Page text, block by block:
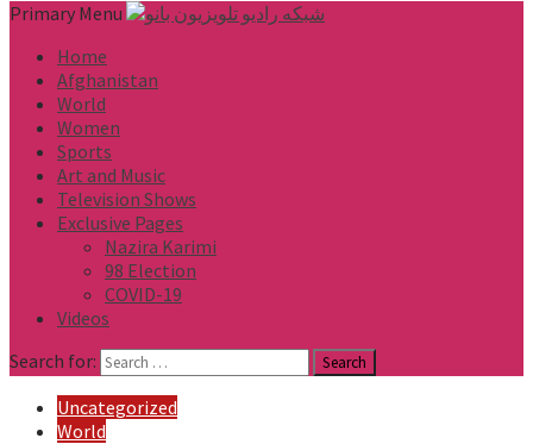
Primary Menu
Home
Afghanistan
World
Women
Sports
Art and Music
Television Shows
Exclusive Pages
Nazira Karimi
98 Election
COVID-19
Videos
Search for:
Uncategorized
World